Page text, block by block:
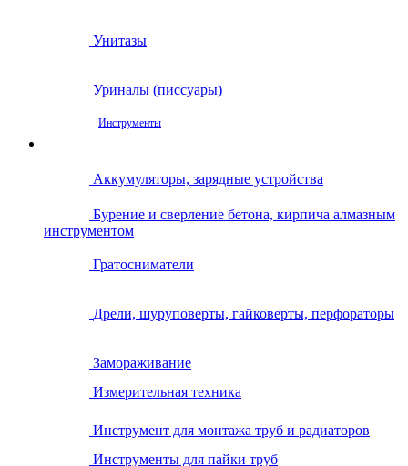
Унитазы
Уриналы (писсуары)
Инструменты
Аккумуляторы, зарядные устройства
Бурение и сверление бетона, кирпича алмазным
инструментом
Гратосниматели
Дрели, шуруповерты, гайковерты, перфораторы
Замораживание
Измерительная техника
Инструмент для монтажа труб и радиаторов
Инструменты для пайки труб